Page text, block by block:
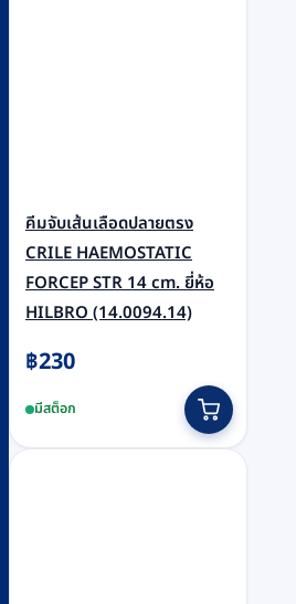
คีมจับเส้นเลือดปลายตรง
CRILE HAEMOSTATIC
FORCEP STR 14 cm. ยี่ห้อ
HILBRO (14.0094.14)
฿230
มีสต็อก